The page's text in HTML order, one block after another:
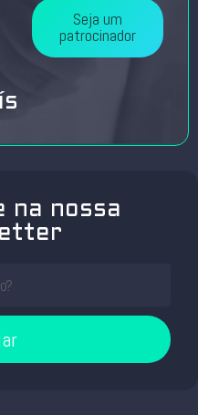
Seja um
patrocinador
na nossa